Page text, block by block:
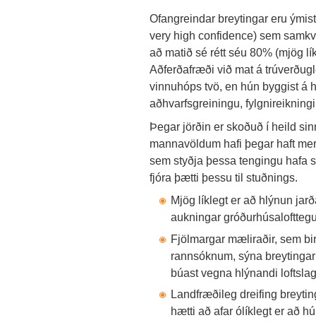
Ofangreindar breytingar eru
very high confidence) sem
að matið sé rétt séu 80% (mjög
Aðferðafræði við mat á
vinnuhóps tvö, en hún byggist á
aðhvarfsgreiningu,
Þegar jörðin er skoðuð í heild
mannavöldum hafi þegar haft
sem styðja þessa tengingu hafa
fjóra þætti þessu til stuðnings.
Mjög líklegt er að hlýnun
aukningar
Fjölmargar mæliraðir, sem
rannsóknum, sýna
búast vegna hlýnandi
Landfræðileg dreifing
hætti að afar ólíklegt er að